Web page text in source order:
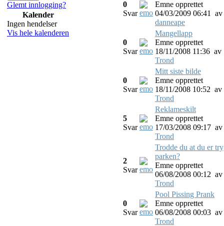
Glemt innlogging?
Kalender
Ingen hendelser
Vis hele kalenderen
0
Svar
Emne opprettet
04/03/2009 06:41 av
danneape
0
Svar
Mangellapp
Emne opprettet
18/11/2008 11:36 av
Trond
0
Svar
Mitt siste bilde
Emne opprettet
18/11/2008 10:52 av
Trond
5
Svar
Reklameskilt
Emne opprettet
17/03/2008 09:17 av
Trond
2
Svar
Trodde du at du er
parken?
Emne opprettet
06/08/2008 00:12 av
Trond
0
Svar
Pool Pissing Prank
Emne opprettet
06/08/2008 00:03 av
Trond